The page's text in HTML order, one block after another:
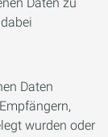
Daten
wurden oder